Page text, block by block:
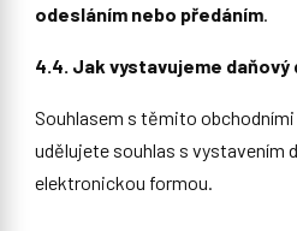
odesláním nebo předáním.
4.4. Jak vystavujeme daňový
Souhlasem s těmito
udělujete souhlas s vystavením
elektronickou formou.